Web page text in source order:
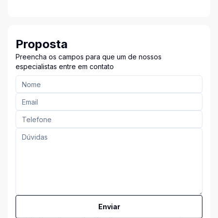
Proposta
Preencha os campos para que um de nossos
especialistas entre em contato
Enviar